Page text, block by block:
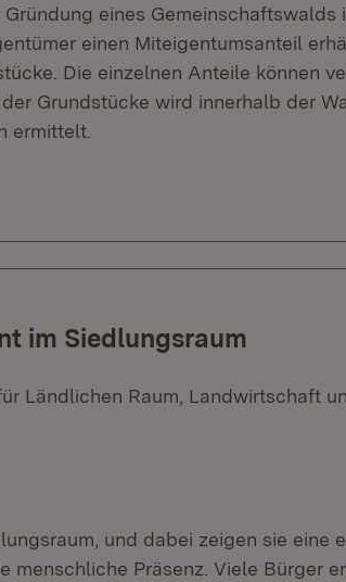
eines Gemeinschaftswalds
einen Miteigentumsanteil
Die einzelnen Anteile können
Grundstücke wird innerhalb der
ermittelt.
im Siedlungsraum
Ländlichen Raum, Landwirtschaft
und dabei zeigen sie eine
menschliche Präsenz. Viele Bürger